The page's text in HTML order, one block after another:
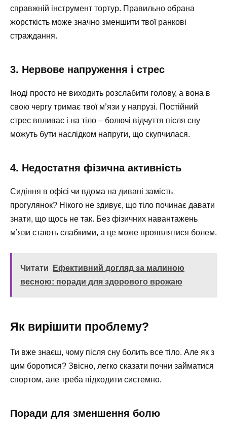
справжній інструмент тортур. Правильно обрана
жорсткість може значно зменшити твої ранкові
страждання.
3. Нервове напруження і стрес
Іноді просто не виходить розслабити голову, а вона в
свою чергу тримає твої м’язи у напрузі. Постійний
стрес впливає і на тіло – болючі відчуття після сну
можуть бути наслідком напруги, що скупчилася.
4. Недостатня фізична активність
Сидіння в офісі чи вдома на дивані замість
прогулянок? Нікого не здивує, що тіло починає давати
знати, що щось не так. Без фізичних навантажень
м’язи стають слабкими, а це може проявлятися болем.
Читати
Ефективний догляд за малиною
весною: поради для здорового врожаю
Як вирішити проблему?
Ти вже знаєш, чому після сну болить все тіло. Але як з
цим боротися? Звісно, легко сказати почни займатися
спортом, але треба підходити системно.
Поради для зменшення болю